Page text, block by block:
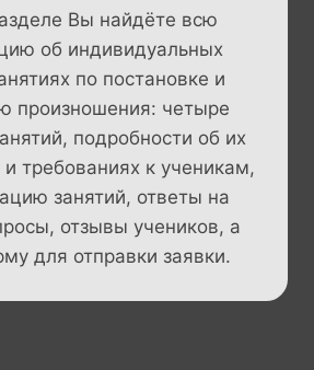
Вы найдёте всю
об индивидуальных
по постановке и
произношения: четыре
подробности об их
и требованиях к ученикам,
занятий, ответы на
отзывы учеников, а
для отправки заявки.